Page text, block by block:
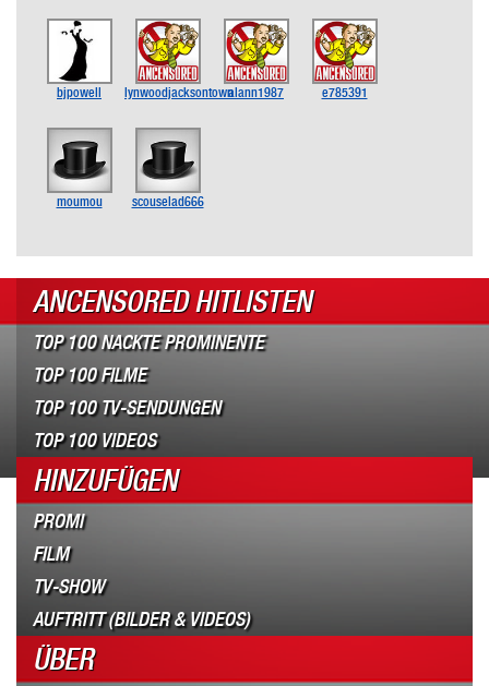
bjpowell lynwoodjacksontownalann1987 e785391
moumou scouselad666
ANCENSORED HITLISTEN
TOP 100 NACKTE PROMINENTE
TOP 100 FILME
TOP 100 TV-SENDUNGEN
TOP 100 VIDEOS
HINZUFÜGEN
PROMI
FILM
TV-SHOW
AUFTRITT (BILDER & VIDEOS)
ÜBER